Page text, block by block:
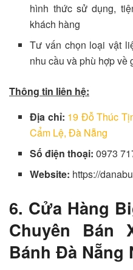
hình thức sử dụng,
khách hàng
Tư vấn chọn loại vật
nhu cầu và phù hợp về
Thông tin liên hệ:
Địa chỉ: 19 Đỗ Thúc
Cẩm Lệ, Đà Nẵng
Số điện thoại:0973
Website: https://
6. Cửa Hàng
Chuyên Bán
Bánh Đà Nẵng